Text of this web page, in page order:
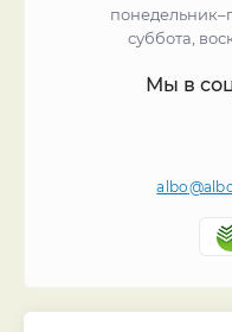
суббота,
Мы в